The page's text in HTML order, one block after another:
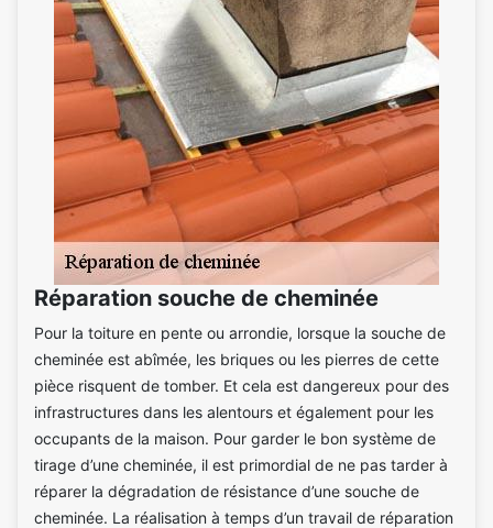
Réparation souche de cheminée
Pour la toiture en pente ou arrondie, lorsque la souche de
cheminée est abîmée, les briques ou les pierres de cette
pièce risquent de tomber. Et cela est dangereux pour des
infrastructures dans les alentours et également pour les
occupants de la maison. Pour garder le bon système de
tirage d’une cheminée, il est primordial de ne pas tarder à
réparer la dégradation de résistance d’une souche de
cheminée. La réalisation à temps d’un travail de réparation